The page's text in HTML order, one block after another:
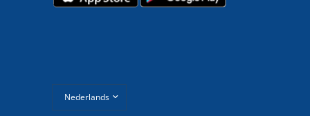
bijwerken